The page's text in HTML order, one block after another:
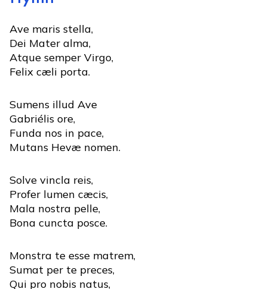
Ave maris stella,
Dei Mater alma,
Atque semper Virgo,
Felix cæli porta.
Sumens illud Ave
Gabriélis ore,
Funda nos in pace,
Mutans Hevæ nomen.
Solve vincla reis,
Profer lumen cæcis,
Mala nostra pelle,
Bona cuncta posce.
Monstra te esse matrem,
Sumat per te preces,
Qui pro nobis natus,